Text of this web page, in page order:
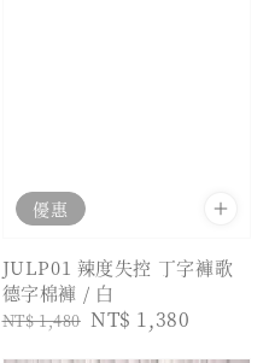
優惠
JULP01 辣度失控 丁字褲歌
德字棉褲 / 白
Regular
NT$ 1,480 Sale
NT$ 1,380